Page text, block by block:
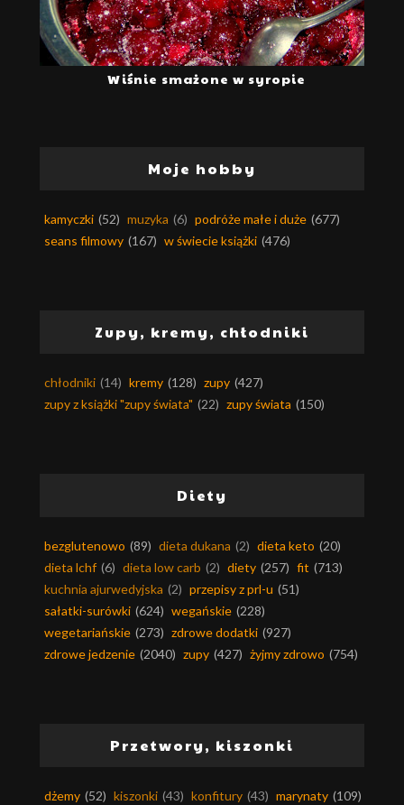
Wiśnie smażone w syropie
Moje hobby
kamyczki (52) muzyka (6) podróże małe i duże (677)
seans filmowy (167) w świecie książki (476)
Zupy, kremy, chłodniki
chłodniki (14) kremy (128) zupy (427)
zupy z książki "zupy świata" (22) zupy świata (150)
Diety
bezglutenowo (89) dieta dukana (2) dieta keto (20)
dieta lchf (6) dieta low carb (2) diety (257) fit (713)
kuchnia ajurwedyjska (2) przepisy z prl-u (51)
sałatki-surówki (624) wegańskie (228)
wegetariańskie (273) zdrowe dodatki (927)
zdrowe jedzenie (2040) zupy (427) żyjmy zdrowo (754)
Przetwory, kiszonki
dżemy (52) kiszonki (43) konfitury (43) marynaty (109)